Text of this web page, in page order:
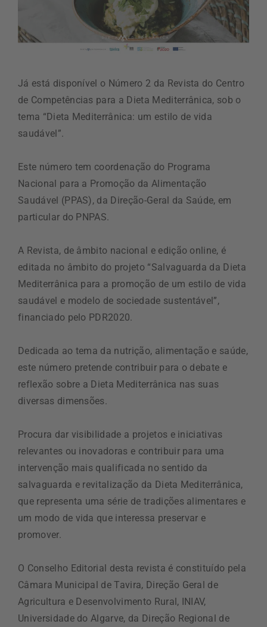
Já está disponível o Número 2 da Revista do Centro
de Competências para a Dieta Mediterrânica, sob o
tema “Dieta Mediterrânica: um estilo de vida
saudável”.
Este número tem coordenação do Programa
Nacional para a Promoção da Alimentação
Saudável (PPAS), da Direção-Geral da Saúde, em
particular do PNPAS.
A Revista, de âmbito nacional e edição online, é
editada no âmbito do projeto “Salvaguarda da Dieta
Mediterrânica para a promoção de um estilo de vida
saudável e modelo de sociedade sustentável”,
financiado pelo PDR2020.
Dedicada ao tema da nutrição, alimentação e saúde,
este número pretende contribuir para o debate e
reflexão sobre a Dieta Mediterrânica nas suas
diversas dimensões.
Procura dar visibilidade a projetos e iniciativas
relevantes ou inovadoras e contribuir para uma
intervenção mais qualificada no sentido da
salvaguarda e revitalização da Dieta Mediterrânica,
que representa uma série de tradições alimentares e
um modo de vida que interessa preservar e
promover.
O Conselho Editorial desta revista é constituído pela
Câmara Municipal de Tavira, Direção Geral de
Agricultura e Desenvolvimento Rural, INIAV,
Universidade do Algarve, da Direção Regional de